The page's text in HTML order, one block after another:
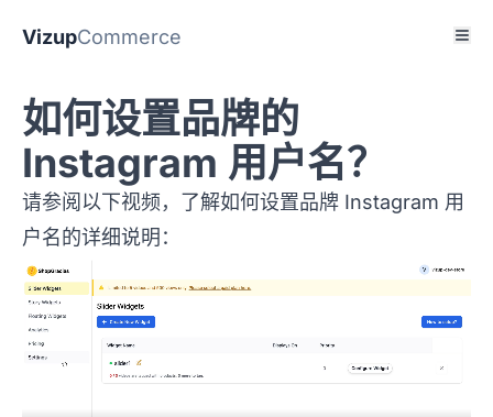
VizupCommerce
如何设置品牌的
Instagram 用户名？
请参阅以下视频，了解如何设置品牌 Instagram 用
户名的详细说明：